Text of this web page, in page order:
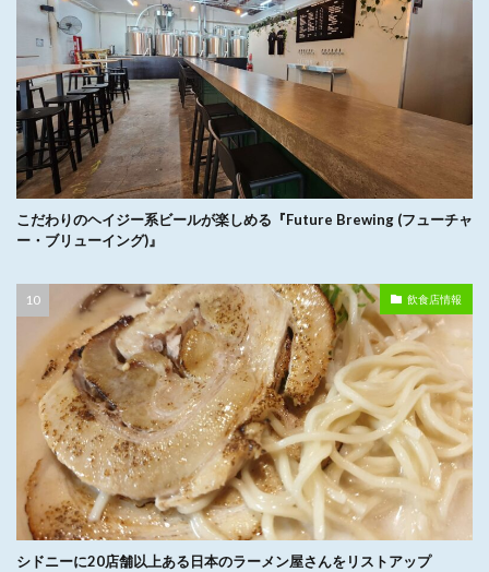
こだわりのヘイジー系ビールが楽しめる『Future Brewing (フューチャ
ー・ブリューイング)』
飲食店情報
シドニーに20店舗以上ある日本のラーメン屋さんをリストアップ